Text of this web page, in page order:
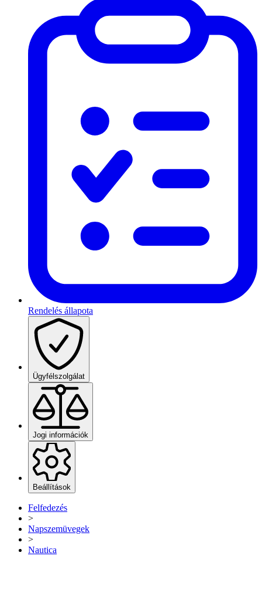
Rendelés állapota
Ügyfélszolgálat
Jogi információk
Beállítások
Felfedezés
>
Napszemüvegek
>
Nautica